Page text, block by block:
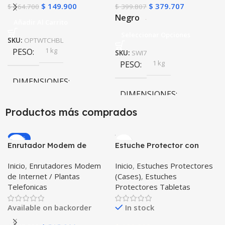
$164.700 $ 149.900
SKU: OPTWTCHBL
PESO 1 kg
DIMENSIONES
10 × 10 × 10 cm
$399.807 $ 379.707
Negro
SKU: SWI7
PESO 1 kg
DIMENSIONES
COLOR Negro ,Rosa
PULSO ADICIONAL
Goma , Metalizado
Productos más comprados
-20%
Enrutador Modem de
Libre Todo Operador 4G
LTE SIMCARD
Inicio, Enrutadores Modem
de Internet / Plantas
Telefonicas
Available on backorder
Estuche Protector con
Tablet Samsung Galaxy
Tab A8 10.5 2021 – 2022
SM-x200 SM-x205 Anti
golpes con soporte
Inicio, Estuches Protectores
(Cases), Estuches
Protectores Tabletas
In stock